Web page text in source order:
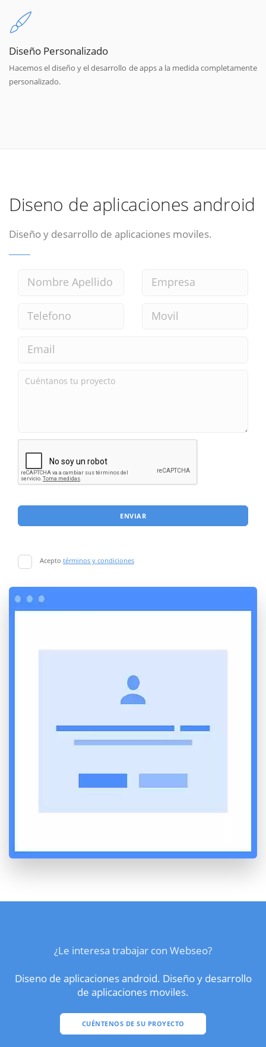
Diseño Personalizado
Hacemos el diseño y el desarrollo de apps a la medida completamente
personalizado.
Diseno de aplicaciones android
Diseño y desarrollo de aplicaciones moviles.
ENVIAR
Acepto términos y condiciones
¿Le interesa trabajar con Webseo?
Diseno de aplicaciones android. Diseño y desarrollo
de aplicaciones moviles.
CUÉNTENOS DE SU PROYECTO